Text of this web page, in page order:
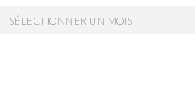
Archives